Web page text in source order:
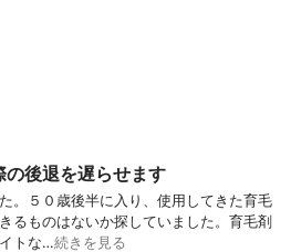
後退を遅らせます
。５０歳後半に入り、使用してきた育毛
るものはないか探していました。育毛剤
トな…続きを見る